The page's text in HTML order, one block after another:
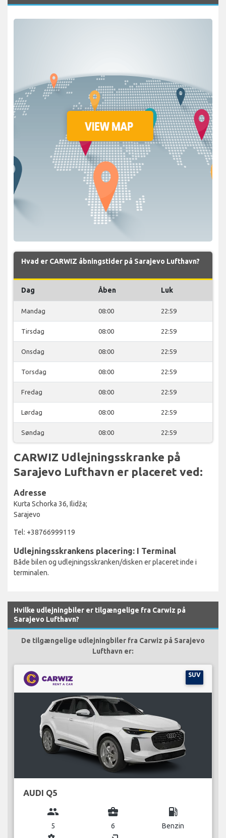
Hvad er CARWIZ åbningstider på Sarajevo Lufthavn?
Dag Åben Luk
Mandag 08:00 22:59
Tirsdag 08:00 22:59
Onsdag 08:00 22:59
Torsdag 08:00 22:59
Fredag 08:00 22:59
Lørdag 08:00 22:59
Søndag 08:00 22:59
CARWIZ Udlejningsskranke på
Sarajevo Lufthavn er placeret ved:
Adresse
Kurta Schorka 36, Ilidža;
Sarajevo
Tel: +38766999119
Udlejningsskrankens placering: I Terminal
Både bilen og udlejningsskranken/disken er placeret inde i
terminalen.
Hvilke udlejningbiler er tilgængelige fra Carwiz på
Sarajevo Lufthavn?
De tilgængelige udlejningbiler fra Carwiz på Sarajevo
Lufthavn er:
SUV
AUDI Q5
group
5
business_center
6
local_gas_station
Benzin